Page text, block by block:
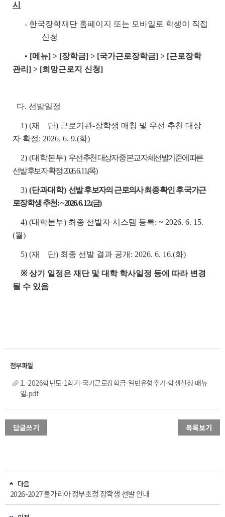
시
- 한국장학재단 홈페이지 또는 모바일로 학생이 직접
신청
• [메뉴] > [장학금] > [국가근로장학금] > [근로장학
관리] > [희망근로지 신청]
다. 선발일정
1) (재 단) 근로기관-장학생 매칭 및 우선 추천 대상
자 확정: 2026. 6. 9.(화)
2) (대학본부) 우선 추천 대상자 중 본교 자체선발기준에 따른
선발 후보자 확정: 2026. 6. 11.(목)
3) (단과대학) 선발 후보자의 근로의사 최종 확인 후 국가근
로장학생 추천:~ 2026. 6. 12.(금)
4) (대학본부) 최종 선발자 시스템 등록: ~ 2026. 6. 15.
(월)
5) (재 단) 최종 선발 결과 공개: 2026. 6. 16.(화)
※ 상기 일정은 재단 및 대학 학사일정 등에 따라 변경
될 수 있음
1.-2026학년도-1학기-국가근로장학금-일반유형추가-학생신청-매뉴
얼.pdf
답글쓰기 목록보기
다음
2026-2027 불가리아 정부초청 장학생 선발 안내